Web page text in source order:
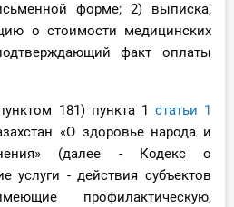
форме; 2) выписка,
о стоимости медицинских
факт оплаты
181) пункта 1 статьи 1
«О здоровье народа и
(далее - Кодекс о
услуги - действия субъектов
профилактическую,